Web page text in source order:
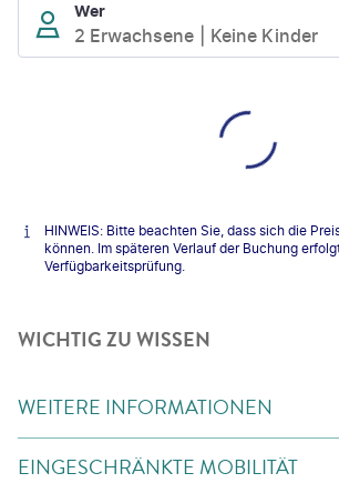
Wer
2 Erwachsene Keine Kinder
HINWEIS: Bitte beachten Sie, dass sich die
können. Im späteren Verlauf der Buchung
Verfügbarkeitsprüfung.
WICHTIG ZU WISSEN
WEITERE INFORMATIONEN
EINGESCHRÄNKTE MOBILITÄT